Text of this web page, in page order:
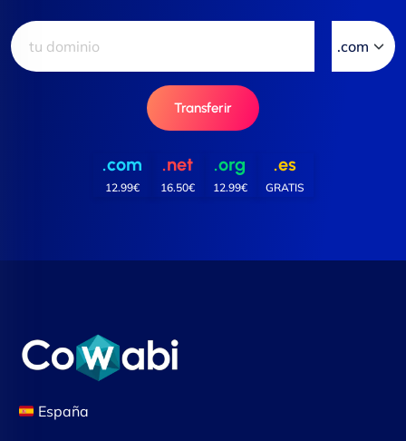
Transferir
.com
12.99€
.net
16.50€
.org
12.99€
.es
GRATIS
España